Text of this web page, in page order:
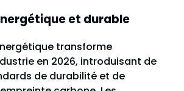
et durable
transforme
en 2026, introduisant de
de durabilité et de